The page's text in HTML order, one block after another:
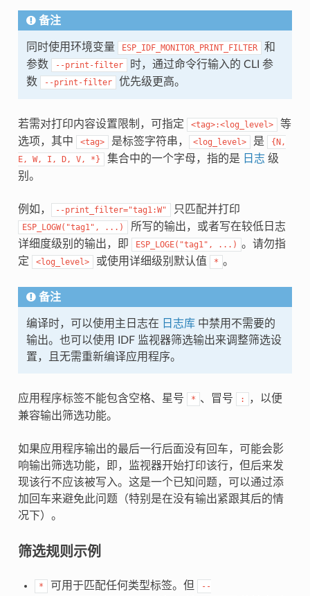
备注
同时使用环境变量 ESP_IDF_MONITOR_PRINT_FILTER
和
参数
--print-filter
时，通过命令行输入的 CLI 参
数
--print-filter 优先级更高。
若需对打印内容设置限制，可指定 <tag>:<log_level>
等
选项，其中
<tag> 是标签字符串， <log_level> 是
{N,
E,
W, I, D, V, *} 集合中的一个字母，指的是 日志级
别。
例如， --print_filter="tag1:W" 只匹配并打印
ESP_LOGW("tag1", ...)
所写的输出，或者写在较低日志
详细度级别的输出，即
ESP_LOGE("tag1", ...) 。请勿指
定
<log_level> 或使用详细级别默认值 * 。
备注
编译时，可以使用主日志在 日志库中禁用不需要的
输出。也可以使用 IDF 监视器筛选输出来调整筛选设
置，且无需重新编译应用程序。
应用程序标签不能包含空格、星号 * 、冒号 :
，以便
兼容输出筛选功能。
如果应用程序输出的最后一行后面没有回车，可能会影
响输出筛选功能，即，监视器开始打印该行，但后来发
现该行不应该被写入。这是一个已知问题，可以通过添
加回车来避免此问题（特别是在没有输出紧跟其后的情
况下）。
筛选规则示例
* 可用于匹配任何类型标签。但
--